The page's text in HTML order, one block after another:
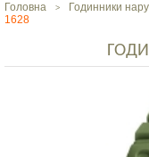
Головна > Годинники
1628